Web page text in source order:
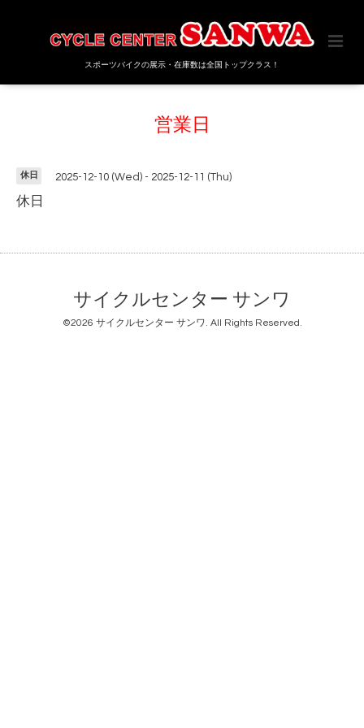
スポーツバイクの展示・在庫数は全国トップクラス！
営業日
休日 2025-12-10 (Wed) - 2025-12-11 (Thu)
休日
サイクルセンター サンワ
©2026 サイクルセンター サンワ. All Rights Reserved.